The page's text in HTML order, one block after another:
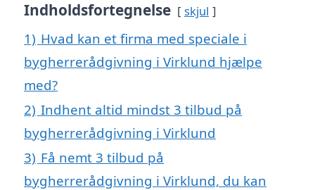
Indholdsfortegnelse skjul
1) Hvad kan et firma med speciale i
bygherrerådgivning i Virklund hjælpe
med?
2) Indhent altid mindst 3 tilbud på
bygherrerådgivning i Virklund
3) Få nemt 3 tilbud på
bygherrerådgivning i Virklund, du kan